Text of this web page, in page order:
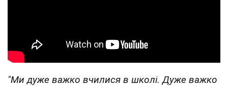
"Ми дуже важко вчилися в школі. Дуже важко